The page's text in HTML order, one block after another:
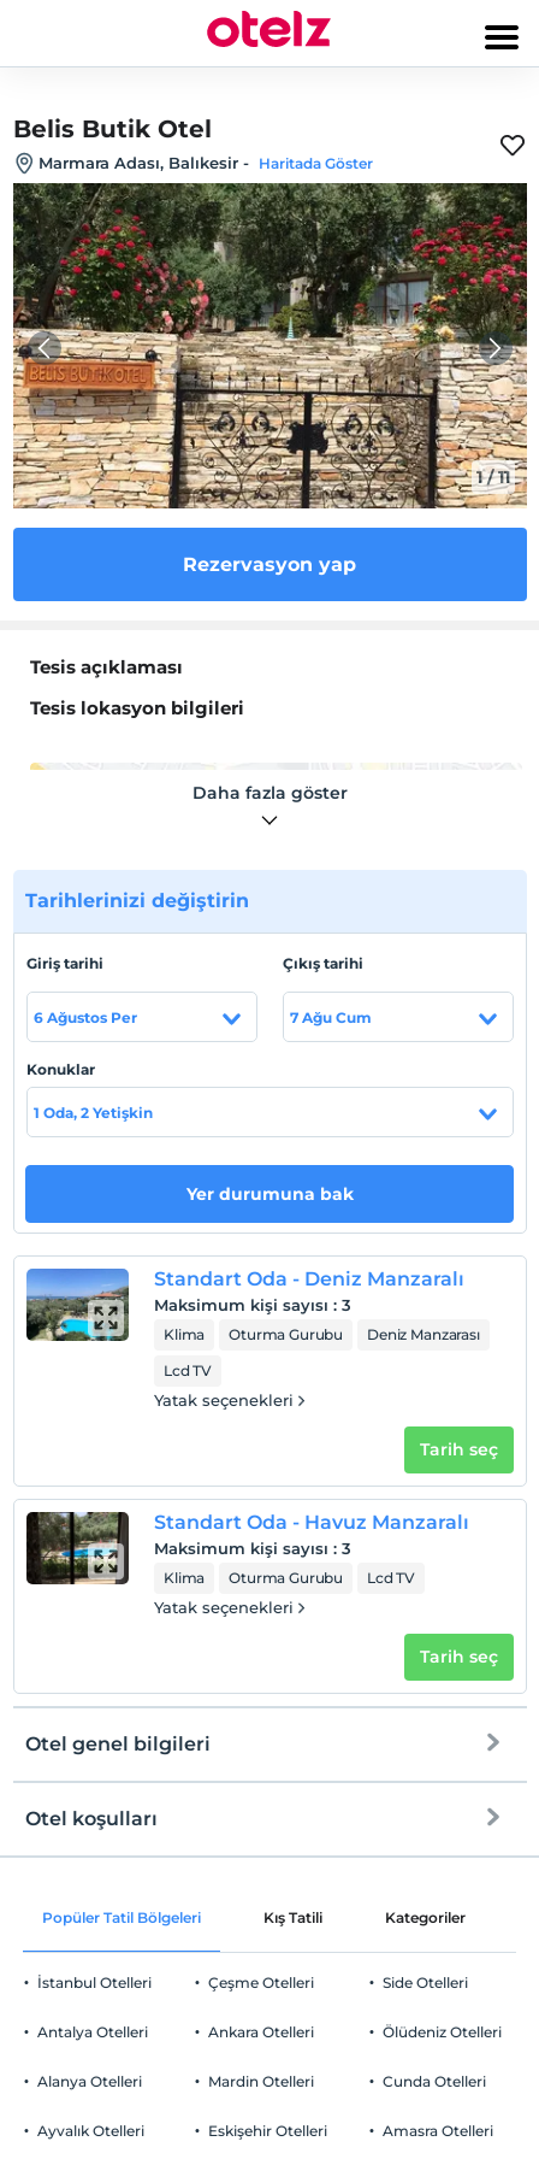
Belis Butik Otel
Marmara Adası, Balıkesir - Haritada Göster
1/11
Rezervasyon yap
Tesis açıklaması
Tesis lokasyon bilgileri
Otel koşulları
Check/in
En erken saat 14:00 ve sonrası
Check/out
En geç saat 12:00 ve öncesi
Evcil hayvan barınabilir
Sigara
Odalarda sigara içilmez
Çocuklar
Tesisimizde 7 yaş altı çocuklar konaklayamaz
Daha fazla göster
Tarihlerinizi değiştirin
Giriş tarihi
6 Ağustos Per
Çıkış tarihi
7 Ağu Cum
Konuklar
1 Oda, 2 Yetişkin
Yer durumuna bak
Standart Oda - Deniz Manzaralı
Maksimum kişi sayısı : 3
Klima Oturma Gurubu
Deniz Manzarası
Lcd TV
Yatak seçenekleri
Tarih seç
Standart Oda - Havuz Manzaralı
Maksimum kişi sayısı : 3
Klima Oturma Gurubu Lcd TV
Yatak seçenekleri
Tarih seç
Otel genel bilgileri
Ortak alanlar ve bazı odalar
Otopark
Ücretsiz Halka Açık Otopark
Otel koşulları
Check/in
Check/out
En geç saat 12:00 ve öncesi
Evcil Hayvan
Tesisimizde 7 yaş altı çocuklar konaklayamaz
Popüler Tatil Bölgeleri Kış Tatili Kategoriler
İstanbul Otelleri
Antalya Otelleri
Alanya Otelleri
Ayvalık Otelleri
Çeşme Otelleri
Ankara Otelleri
Mardin Otelleri
Eskişehir Otelleri
Side Otelleri
Ölüdeniz Otelleri
Cunda Otelleri
Amasra Otelleri